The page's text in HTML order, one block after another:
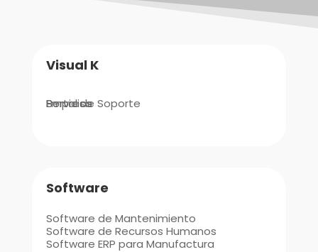
Visual K
Empresa
Portal de Soporte
Servicios
Software
Software de Mantenimiento
Software de Recursos Humanos
Software ERP para Manufactura